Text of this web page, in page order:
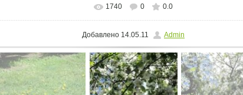
В реальном размере 1024x768
1740 0 0.0
Добавлено 14.05.11 Admin